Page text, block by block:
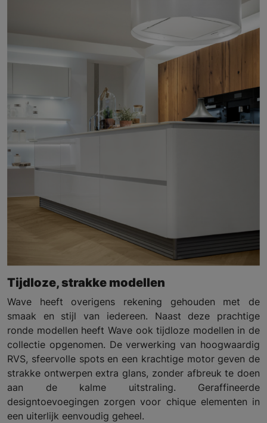
Tijdloze, strakke modellen
Wave heeft overigens rekening gehouden met de
smaak en stijl van iedereen. Naast deze prachtige
ronde modellen heeft Wave ook tijdloze modellen in de
collectie opgenomen. De verwerking van hoogwaardig
RVS, sfeervolle spots en een krachtige motor geven de
strakke ontwerpen extra glans, zonder afbreuk te doen
aan de kalme uitstraling. Geraffineerde
designtoevoegingen zorgen voor chique elementen in
een uiterlijk eenvoudig geheel.